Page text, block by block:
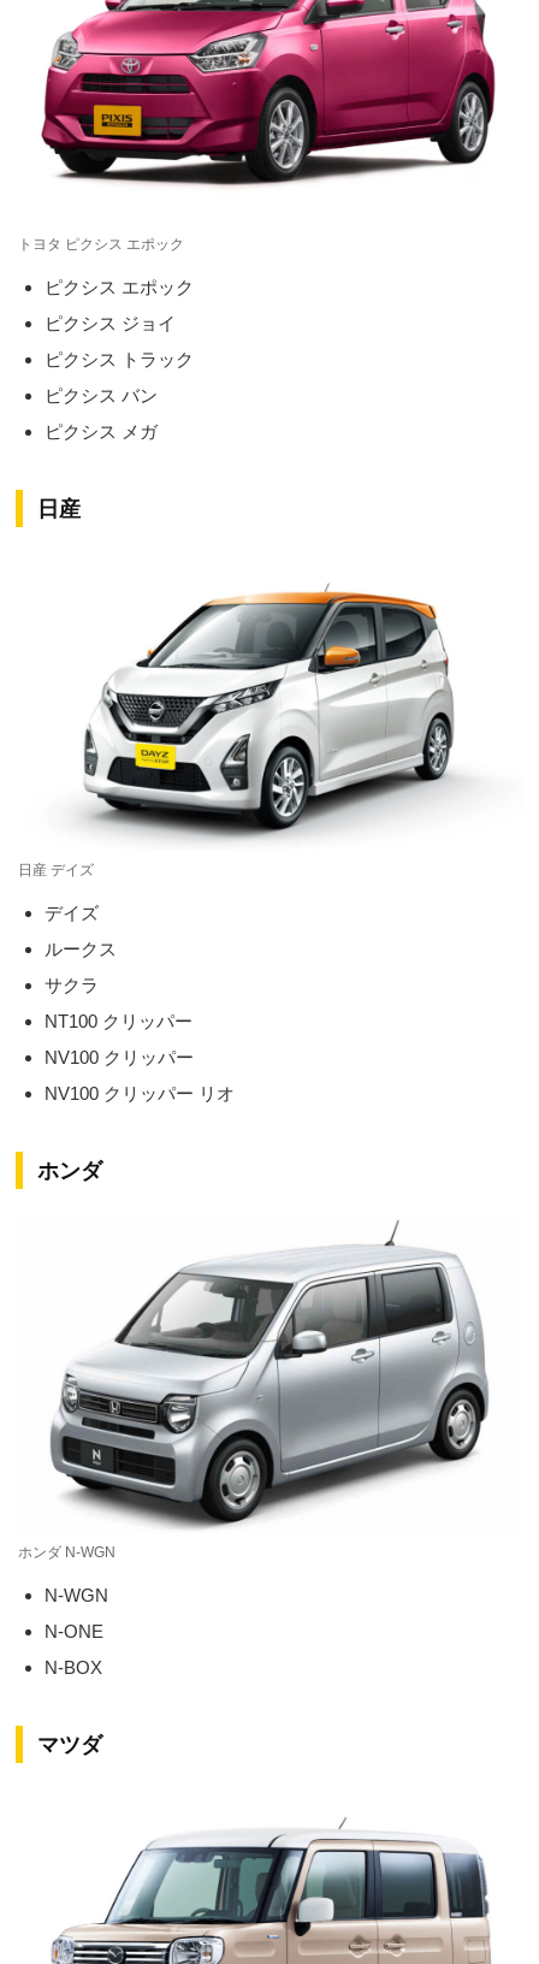
トヨタ ピクシス エポック
ピクシス エポック
ピクシス ジョイ
ピクシス トラック
ピクシス バン
ピクシス メガ
日産
日産 デイズ
デイズ
ルークス
サクラ
NT100 クリッパー
NV100 クリッパー
NV100 クリッパー リオ
ホンダ
ホンダ N-WGN
N-WGN
N-ONE
N-BOX
マツダ